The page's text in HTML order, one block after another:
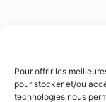
Pour offrir les
pour stocker et/ou
technologies nous